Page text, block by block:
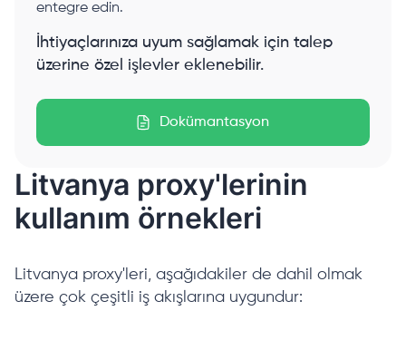
entegre edin.
İhtiyaçlarınıza uyum sağlamak için talep
üzerine özel işlevler eklenebilir.
Dokümantasyon
Litvanya proxy'lerinin
kullanım örnekleri
Litvanya proxy'leri, aşağıdakiler de dahil olmak
üzere çok çeşitli iş akışlarına uygundur: